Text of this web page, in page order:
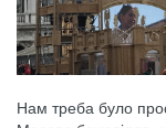
Нам треба було